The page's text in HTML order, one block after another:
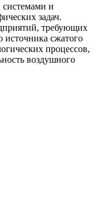
и
задач.
требующих
источника сжатого
процессов,
воздушного